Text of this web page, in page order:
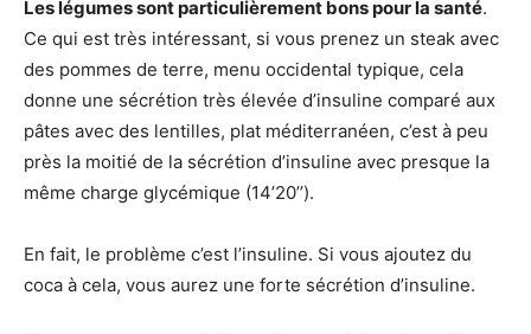
Les légumes sont particulièrement bons pour la santé.
Ce qui est très intéressant, si vous prenez un steak avec
des pommes de terre, menu occidental typique, cela
donne une sécrétion très élevée d’insuline comparé aux
pâtes avec des lentilles, plat méditerranéen, c’est à peu
près la moitié de la sécrétion d’insuline avec presque la
même charge glycémique (14’20’’).
En fait, le problème c’est l’insuline. Si vous ajoutez du
coca à cela, vous aurez une forte sécrétion d’insuline.